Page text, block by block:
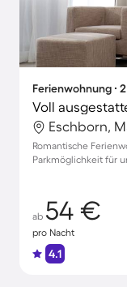
Ferienwohnung ∙
Eschborn,
Romantische
Parkmöglichkeit für
ab 54 €
pro Nacht
4.1